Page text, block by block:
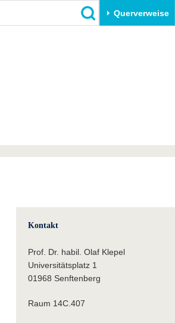
Querverweise
Innovative Transferprojekte
BTU &
Kontakt
Prof. Dr. habil. Olaf Klepel
Universitätsplatz 1
01968 Senftenberg
Raum 14C.407